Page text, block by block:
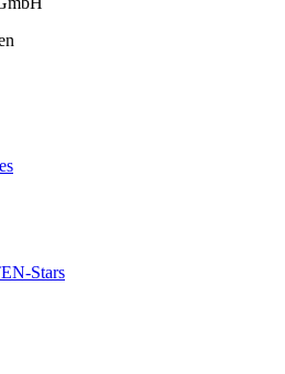
Stars